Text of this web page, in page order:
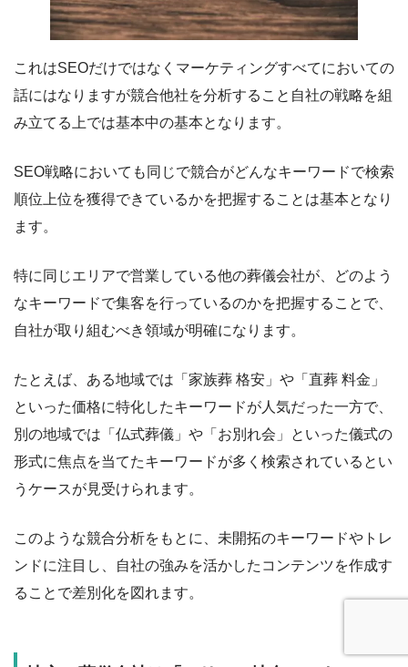
これはSEOだけではなくマーケティングすべてにおいての
話にはなりますが競合他社を分析すること自社の戦略を組
み立てる上では基本中の基本となります。
SEO戦略においても同じで競合がどんなキーワードで検索
順位上位を獲得できているかを把握することは基本となり
ます。
特に同じエリアで営業している他の葬儀会社が、どのよう
なキーワードで集客を行っているのかを把握することで、
自社が取り組むべき領域が明確になります。
たとえば、ある地域では「家族葬 格安」や「直葬 料金」
といった価格に特化したキーワードが人気だった一方で、
別の地域では「仏式葬儀」や「お別れ会」といった儀式の
形式に焦点を当てたキーワードが多く検索されているとい
うケースが見受けられます。
このような競合分析をもとに、未開拓のキーワードやトレ
ンドに注目し、自社の強みを活かしたコンテンツを作成す
ることで差別化を図れます。